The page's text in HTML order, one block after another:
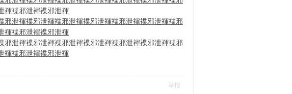
褌褋邪泄褌褋邪泄褌
邪泄褌褋邪泄褌褋邪泄褌褋邪泄褌褋邪泄褌褋邪泄褌褋邪
褌褋邪泄褌褋邪泄褌
邪泄褌褋邪泄褌褋邪泄褌褋邪泄褌褋邪泄褌褋邪泄褌褋邪
褌褋邪泄褌褋邪泄褌
举报